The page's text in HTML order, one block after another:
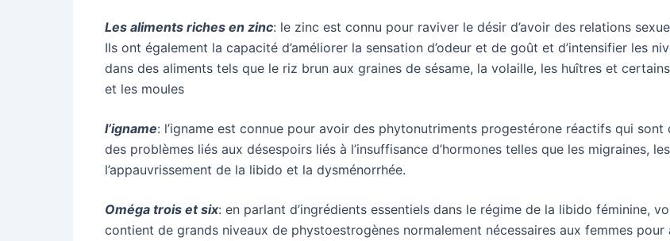
Les aliments riches en zinc: le zinc est connu pour raviver le désir d’avoir des relations
Ils ont également la capacité d’améliorer la sensation d’odeur et de goût et d’intensifier les
dans des aliments tels que le riz brun aux graines de sésame, la volaille, les huîtres et
et les moules
l’igname: l’igname est connue pour avoir des phytonutriments progestérone réactifs qui
des problèmes liés aux désespoirs liés à l’insuffisance d’hormones telles que les migraines,
l’appauvrissement de la libido et la dysménorrhée.
Oméga trois et six: en parlant d’ingrédients essentiels dans le régime de la libido féminine,
contient de grands niveaux de phystoestrogènes normalement nécessaires aux femmes